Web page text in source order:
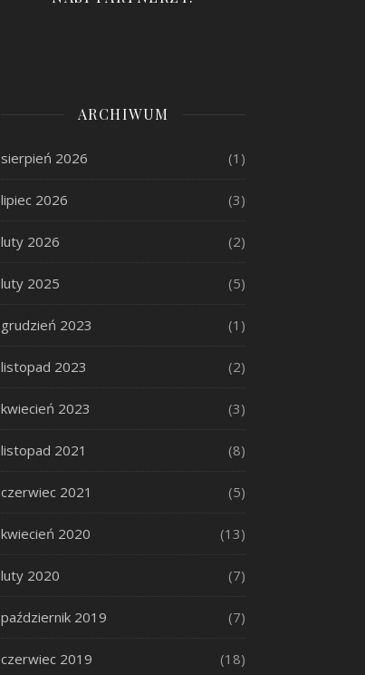
ARCHIWUM
sierpień 2026 (1)
lipiec 2026 (3)
luty 2026 (2)
luty 2025 (5)
grudzień 2023 (1)
listopad 2023 (2)
kwiecień 2023 (3)
listopad 2021 (8)
czerwiec 2021 (5)
kwiecień 2020 (13)
luty 2020 (7)
październik 2019 (7)
czerwiec 2019 (18)